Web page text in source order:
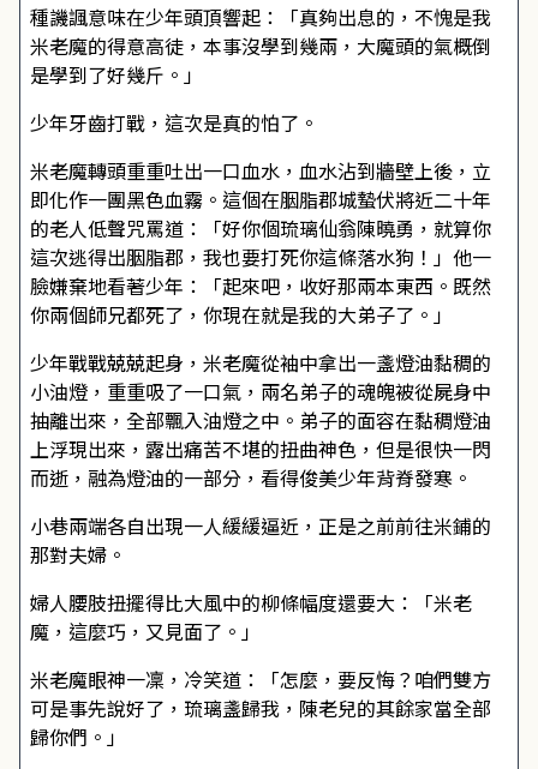
種譏諷意味在少年頭頂響起：「真夠出息的，不愧是我
米老魔的得意高徒，本事沒學到幾兩，大魔頭的氣概倒
是學到了好幾斤。」
少年牙齒打戰，這次是真的怕了。
米老魔轉頭重重吐出一口血水，血水沾到牆壁上後，立
即化作一團黑色血霧。這個在胭脂郡城蟄伏將近二十年
的老人低聲咒罵道：「好你個琉璃仙翁陳曉勇，就算你
這次逃得出胭脂郡，我也要打死你這條落水狗！」他一
臉嫌棄地看著少年：「起來吧，收好那兩本東西。既然
你兩個師兄都死了，你現在就是我的大弟子了。」
少年戰戰兢兢起身，米老魔從袖中拿出一盞燈油黏稠的
小油燈，重重吸了一口氣，兩名弟子的魂魄被從屍身中
抽離出來，全部飄入油燈之中。弟子的面容在黏稠燈油
上浮現出來，露出痛苦不堪的扭曲神色，但是很快一閃
而逝，融為燈油的一部分，看得俊美少年背脊發寒。
小巷兩端各自出現一人緩緩逼近，正是之前前往米鋪的
那對夫婦。
婦人腰肢扭擺得比大風中的柳條幅度還要大：「米老
魔，這麼巧，又見面了。」
米老魔眼神一凜，冷笑道：「怎麼，要反悔？咱們雙方
可是事先說好了，琉璃盞歸我，陳老兒的其餘家當全部
歸你們。」